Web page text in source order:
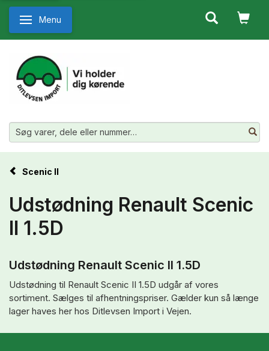
Skifte navigation
Menu
Scenic II
Udstødning Renault Scenic
II 1.5D
Udstødning Renault Scenic II 1.5D
Udstødning til Renault Scenic II 1.5D udgår af vores
sortiment. Sælges til afhentningspriser. Gælder kun så længe
lager haves her hos Ditlevsen Import i Vejen.